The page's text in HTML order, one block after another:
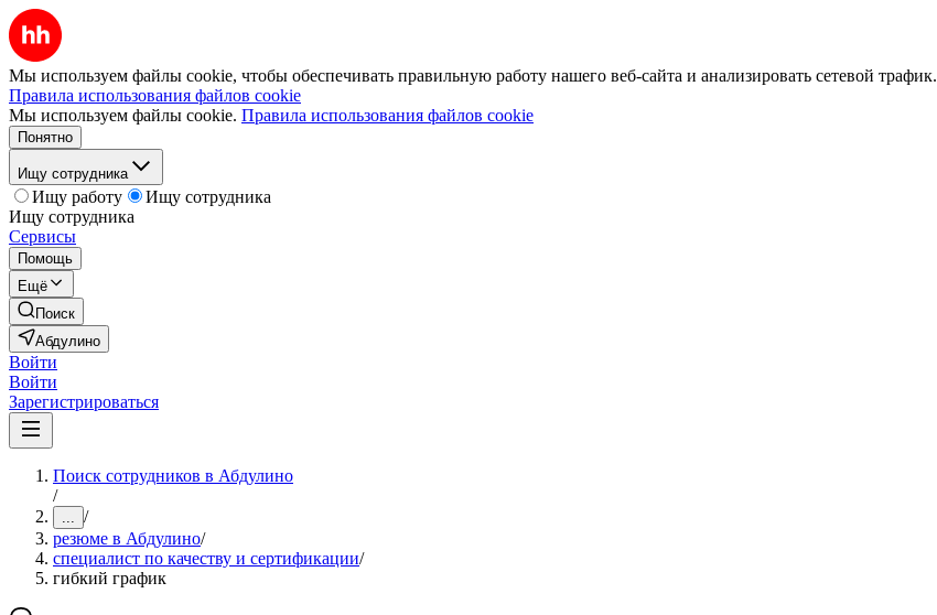
Мы используем файлы cookie, чтобы обеспечивать правильную работу нашего веб-сайта и анализировать сетевой трафик.
Правила использования файлов cookie
Мы используем файлы cookie. Правила использования файлов cookie
Понятно
Ищу сотрудника
Ищу работу
Ищу сотрудника
Ищу сотрудника
Сервисы
Помощь
Ещё
Поиск
Абдулино
Войти
Войти
Зарегистрироваться
Поиск сотрудников в Абдулино
/
... /
резюме в Абдулино/
специалист по качеству и сертификации/
гибкий график